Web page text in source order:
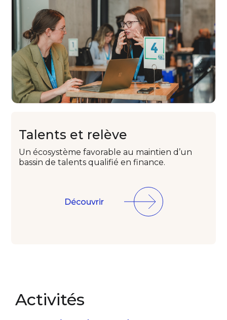
Talents et relève
Un écosystème favorable au maintien d’un
bassin de talents qualifié en finance.
Découvrir
Activités